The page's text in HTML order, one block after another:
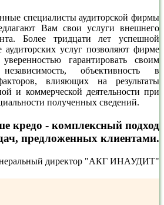
специалисты аудиторской фирмы
Вам свои услуги внешнего
Более тридцати лет успешной
аудиторских услуг позволяют фирме
гарантировать своим
объективность в
влияющих на результаты
и коммерческой деятельности при
полученных сведений.
кредо - комплексный подход
предложенных клиентами.
директор "АКГ ИНАУДИТ"